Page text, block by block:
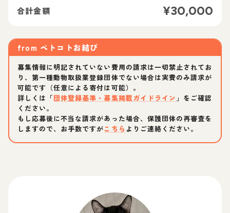
合計金額 ¥30,000
from ペトコトお結び
募集情報に明記されていない費用の請求は一切禁止されてお
り、第一種動物取扱業登録団体でない場合は実費のみ請求が
可能です（任意による寄付は可能）。
詳しくは「団体登録基準・募集掲載ガイドライン 」をご確認
ください。
もし応募後に不当な請求があった場合、保護団体の再審査を
しますので、お手数ですがこちら よりご連絡ください。